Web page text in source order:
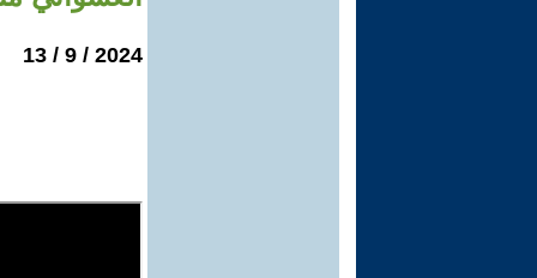
2024 / 9 / 13